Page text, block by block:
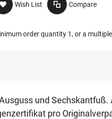
Wish List Compare
order quantity 1, or a
und
pro